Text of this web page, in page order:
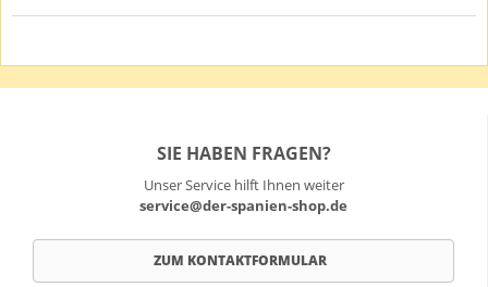
SIE HABEN FRAGEN?
Unser Service hilft Ihnen weiter
service@der-spanien-shop.de
ZUM KONTAKTFORMULAR